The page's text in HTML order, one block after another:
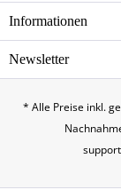
Informationen
Newsletter
* Alle Preise inkl.